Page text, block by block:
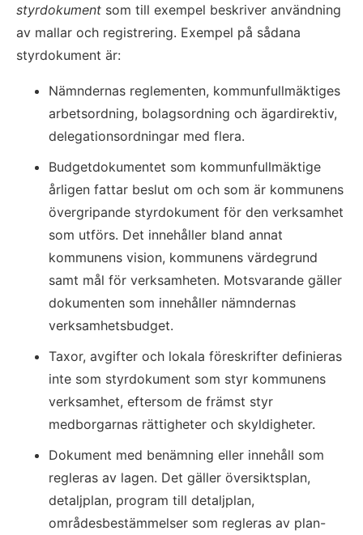
styrdokument som till exempel beskriver användning
av mallar och registrering. Exempel på sådana
styrdokument är:
Nämndernas reglementen, kommunfullmäktiges
arbetsordning, bolagsordning och ägardirektiv,
delegationsordningar med flera.
Budgetdokumentet som kommunfullmäktige
årligen fattar beslut om och som är kommunens
övergripande styrdokument för den verksamhet
som utförs. Det innehåller bland annat
kommunens vision, kommunens värdegrund
samt mål för verksamheten. Motsvarande gäller
dokumenten som innehåller nämndernas
verksamhetsbudget.
Taxor, avgifter och lokala föreskrifter definieras
inte som styrdokument som styr kommunens
verksamhet, eftersom de främst styr
medborgarnas rättigheter och skyldigheter.
Dokument med benämning eller innehåll som
regleras av lagen. Det gäller översiktsplan,
detaljplan, program till detaljplan,
områdesbestämmelser som regleras av plan-